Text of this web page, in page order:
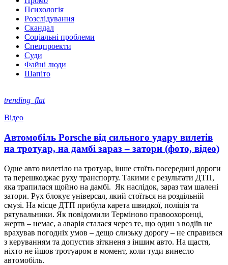
Психологія
Розслідування
Скандал
Соціальні проблеми
Спецпроекти
Суди
Файні люди
Шапіто
trending_flat
Відео
Автомобіль Porsche від сильного удару вилетів
на тротуар, на дамбі зараз – затори (фото, відео)
Одне авто вилетіло на тротуар, інше стоїть посередині дороги
та перешкоджає руху транспорту. Такими є результати ДТП,
яка трапилася щойно на дамбі. Як наслідок, зараз там шалені
затори. Рух блокує універсал, який стоїться на роздільній
смузі. На місце ДТП прибула карета швидкої, поліція та
рятувальники. Як повідомили Терміново правоохоронці,
жертв – немає, а аварія сталася через те, що один з водіїв не
врахував погодніх умов – дещо слизьку дорогу – не справився
з керуванням та допустив зіткненя з іншим авто. На щастя,
ніхто не йшов тротуаром в момент, коли туди винесло
автомобіль.